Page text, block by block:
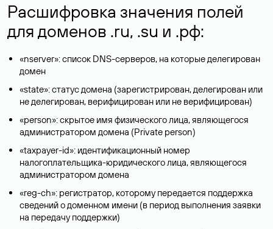
Расшифровка значения полей
для доменов .ru, .su и .рф:
«nserver»: список DNS-серверов, на которые делегирован
домен
«state»: статус домена (зарегистрирован, делегирован или
не делегирован, верифицирован или не верифицирован)
«person»: скрытое имя физического лица, являющегося
администратором домена (Privatе person)
«taxpayer-id»: идентификационный номер
налогоплательщика-юридического лица, являющегося
администратором домена
«reg-ch»: регистратор, которому передается поддержка
сведений о доменном имени (в период выполнения заявки
на передачу поддержки)